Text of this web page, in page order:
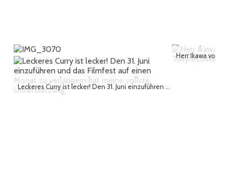
Leckeres Curry ist lecker! Den 31. Juni einzuführen und das Filmfest auf einen Monat zu verlängern hat meine vollste Unterstützung.